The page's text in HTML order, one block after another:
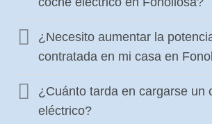
¿Necesito aumentar la
contratada en mi casa en
¿Cuánto tarda en cargarse un
eléctrico?